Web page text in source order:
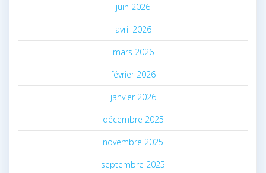
juin 2026
avril 2026
mars 2026
février 2026
janvier 2026
décembre 2025
novembre 2025
septembre 2025